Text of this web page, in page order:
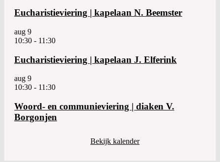
Eucharistieviering | kapelaan N. Beemster
aug 9
10:30 - 11:30
Eucharistieviering | kapelaan J. Elferink
aug 9
10:30 - 11:30
Woord- en communieviering | diaken V.
Borgonjen
Bekijk kalender